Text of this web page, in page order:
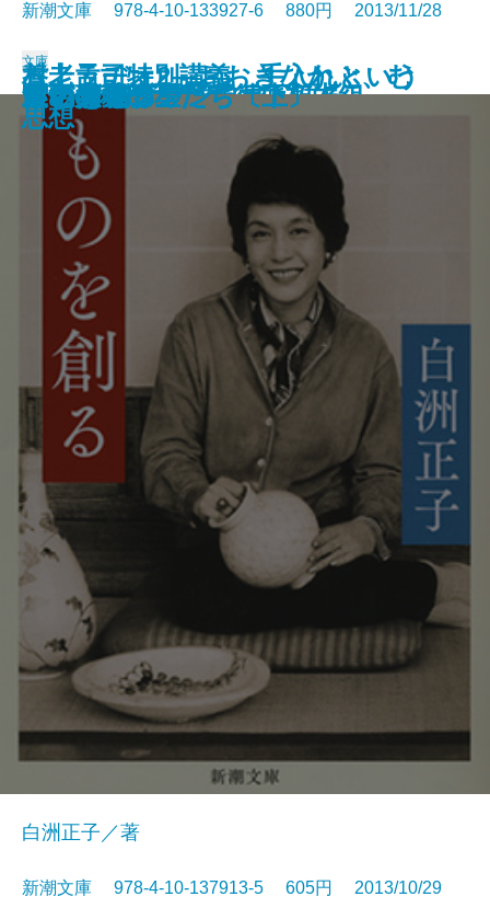
村上ラヂオ2―おおきなかぶ、む
ずかしいアボカド―
大江健三郎 作家自身を語る
ゴランノスポン
寒灯・腐泥の果実
雪の練習生
闇の黒猫―北町奉行所朽木組―
想い出あずかります
通夜の情事
やなりいなり
雪だるまの雪子ちゃん
新潮文庫 978-4-10-133927-6 880円 2013/11/28
文庫
ものを創る
白洲正子／著
新潮文庫 978-4-10-137913-5 605円 2013/10/29
飲めば都
灰色の虹
いとみち
ヤノマミ
三十光年の星たち〔上〕
三十光年の星たち〔下〕
養老孟司特別講義 手入れという
思想
食い意地クン
カウントダウン